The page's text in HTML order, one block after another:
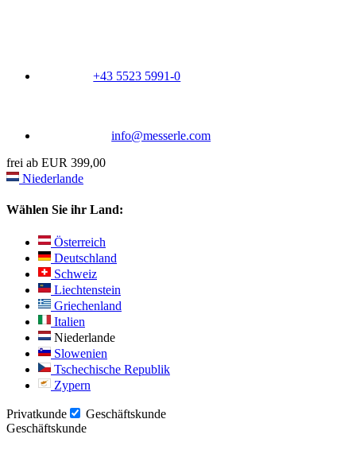
+43 5523 5991-0
info@messerle.com
frei ab EUR 399,00
Niederlande
Wählen Sie ihr Land:
Österreich
Deutschland
Schweiz
Liechtenstein
Griechenland
Italien
Niederlande
Slowenien
Tschechische Republik
Zypern
Privatkunde
Geschäftskunde
Geschäftskunde